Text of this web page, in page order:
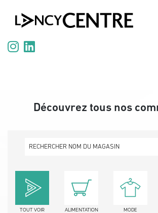
Découvrez tous nos
TOUT VOIR ALIMENTATION MODE